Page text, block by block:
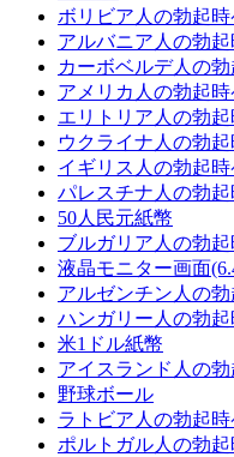
ボリビア人の勃起
アルバニア人の勃
カーボベルデ人の
アメリカ人の勃起
エリトリア人の勃
ウクライナ人の勃
イギリス人の勃起
パレスチナ人の勃
50人民元紙幣
ブルガリア人の勃
液晶モニター画面
アルゼンチン人の
ハンガリー人の勃
米1ドル紙幣
アイスランド人の
野球ボール
ラトビア人の勃起
ポルトガル人の勃